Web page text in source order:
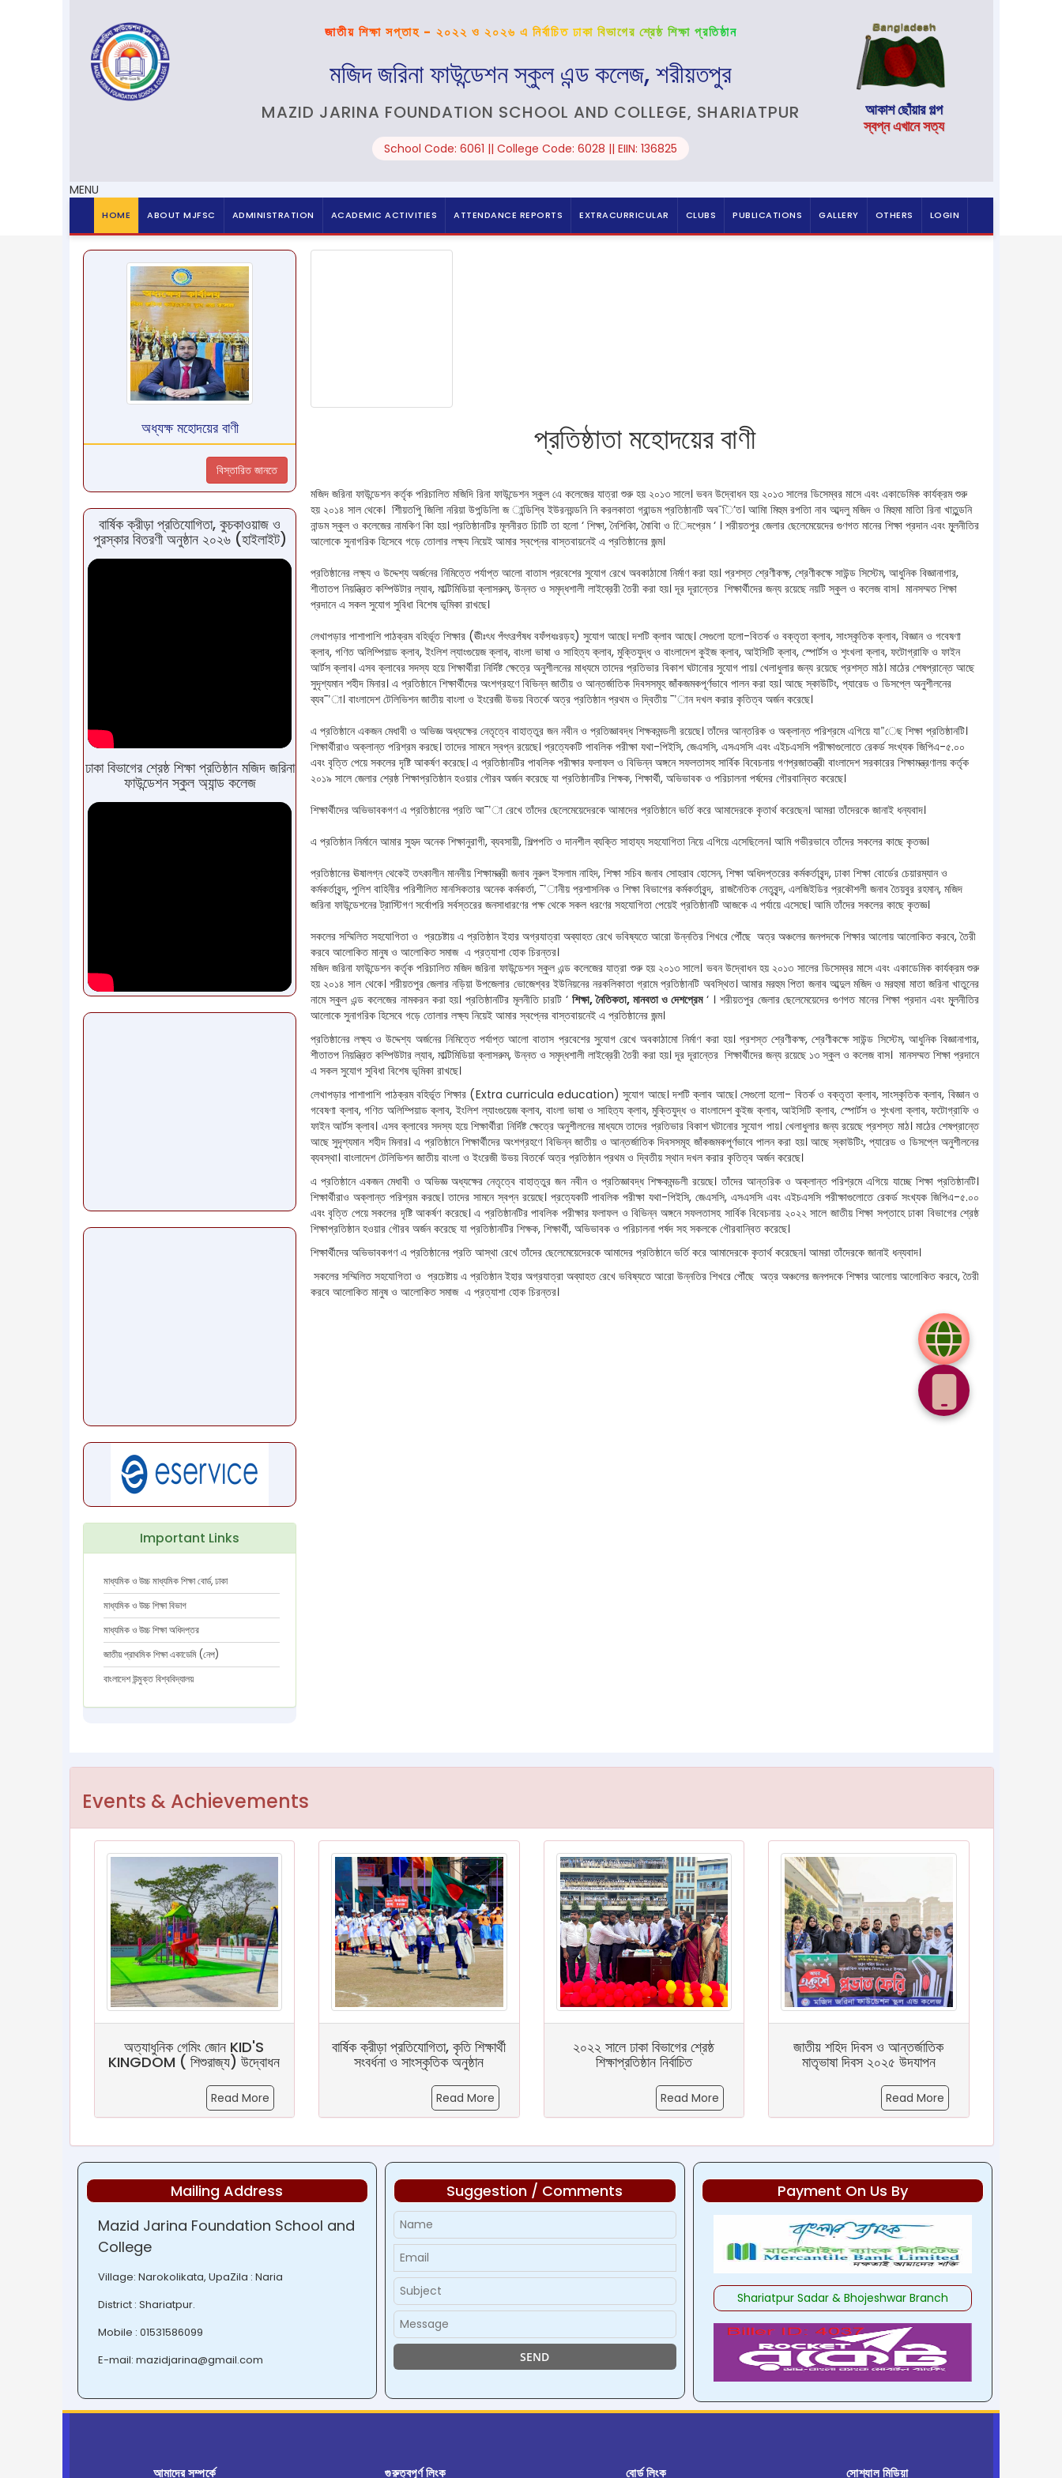
জাতীয় শিক্ষা সপ্তাহ - ২০২২ ও ২০২৬ এ নির্বাচিত ঢাকা বিভাগের শ্রেষ্ঠ শিক্ষা প্রতিষ্ঠান
মজিদ জরিনা ফাউন্ডেশন স্কুল এন্ড কলেজ, শরীয়তপুর
MAZID JARINA FOUNDATION SCHOOL AND COLLEGE, SHARIATPUR
School Code: 6061 || College Code: 6028 || EIIN: 136825
আকাশ ছোঁয়ার গল্প
স্বপ্ন এখানে সত্য
MENU
HOME ABOUT MJFSC ADMINISTRATION ACADEMIC ACTIVITIES ATTENDANCE REPORTS EXTRACURRICULAR CLUBS PUBLICATIONS GALLERY OTHERS LOGIN
অধ্যক্ষ মহোদয়ের বাণী
বিস্তারিত জানতে
বার্ষিক ক্রীড়া প্রতিযোগিতা, কুচকাওয়াজ ও
পুরস্কার বিতরণী অনুষ্ঠান ২০২৬ (হাইলাইট)
ঢাকা বিভাগের শ্রেষ্ঠ শিক্ষা প্রতিষ্ঠান মজিদ জরিনা
ফাউন্ডেশন স্কুল অ্যান্ড কলেজ
Important Links
মাধ্যমিক ও উচ্চ মাধ্যমিক শিক্ষা বোর্ড, ঢাকা
মাধ্যমিক ও উচ্চ শিক্ষা বিভাগ
মাধ্যমিক ও উচ্চ শিক্ষা অধিদপ্তর
জাতীয় প্রাথমিক শিক্ষা একাডেমি (নেপ)
বাংলাদেশ উন্মুক্ত বিশ্ববিদ্যালয়
প্রতিষ্ঠাতা মহোদয়ের বাণী
মজিদ জরিনা ফাউন্ডেশন কর্তৃক পরিচালিত মজিদি রিনা ফাউন্ডেশন স্কুল এে কলেজের যাত্রা শুরু হয় ২০১৩ সালে। ভবন উদ্বোধন হয় ২০১৩ সালের ডিসেম্বর মাসে এবং একাডেমিক কার্যক্রম শুরু
হয় ২০১৪ সাল থেকে। শিীয়তপুি জিলাি নরিয়া উপন্ডিলাি জ ান্ডিশ্বি ইউরনয়ন্ডনি নি করলকাতা গ্রান্ডম প্রতিষ্ঠানটি অব¯ি’ত। আমাি মিহুম রপতাি নাব আব্দলু মজিদ ও মিহুমা মাতাি রিনা খাতুন্ডনি
নান্ডম স্কুল ও কলেজের নামকিণ কিা হয়। প্রতিষ্ঠানটির মূলনীরত চািটি তা হলো ‘ শিক্ষা, নৈশিকিা, মাৈবিা ও িেদপ্রেম ‘ । শরীয়তপুর জেলার ছেলেমেয়েদের গুণগত মানের শিক্ষা প্রদান এবং মূূলনীতির
আলোকে সুনাগরিক হিসেবে গড়ে তোলার লক্ষ্য নিয়েই আমার স্বপ্নের বাস্তবায়নেই এ প্রতিষ্ঠানের জন্ম।
প্রতিষ্ঠানের লক্ষ্য ও উদ্দেশ্য অর্জনের নিমিত্তে পর্যাপ্ত আলো বাতাস প্রবেশের সুযোগ রেখে অবকাঠামো নির্মাণ করা হয়। প্রশস্ত শ্রেণীকক্ষ, শ্রেণীকক্ষে সাউন্ড সিস্টেম, আধুনিক বিজ্ঞানাগার,
শীতাতপ নিয়ন্ত্রিত কম্পিউটার ল্যাব, মাল্টিমিডিয়া ক্লাসরুম, উন্নত ও সমৃদ্ধশালী লাইব্রেরী তৈরী করা হয়। দূর দূরান্তের শিক্ষার্থীদের জন্য রয়েছে নয়টি স্কুল ও কলেজ বাস। মানসম্মত শিক্ষা
প্রদানে এ সকল সুযোগ সুবিধা বিশেষ ভূমিকা রাখছে।
লেখাপড়ার পাশাপাশি পাঠক্রম বহির্ভূত শিক্ষার (ঊীঃৎধ পঁৎৎরপঁষধ বফঁপধঃরড়হ) সুযোগ আছে। দশটি ক্লাব আছে। সেগুলো হলো-বিতর্ক ও বক্তৃতা ক্লাব, সাংস্কৃতিক ক্লাব, বিজ্ঞান ও গবেষণা
ক্লাব, গণিত অলিম্পিয়াড ক্লাব, ইংলিশ ল্যাংগুয়েজ ক্লাব, বাংলা ভাষা ও সাহিত্য ক্লাব, মুক্তিযুদ্ধ ও বাংলাদেশ কুইজ ক্লাব, আইসিটি ক্লাব, স্পোর্টস ও শৃংখলা ক্লাব, ফটোগ্রাফি ও ফাইন
আর্টস ক্লাব। এসব ক্লাবের সদস্য হয়ে শিক্ষার্থীরা নির্দিষ্ট ক্ষেত্রে অনুশীলনের মাধ্যমে তাদের প্রতিভার বিকাশ ঘটানোর সুযোগ পায়। খেলাধুলার জন্য রয়েছে প্রশস্ত মাঠ। মাঠের শেষপ্রান্তে আছে
সুদৃশ্যমান শহীদ মিনার। এ প্রতিষ্ঠানে শিক্ষার্থীদের অংশগ্রহণে বিভিন্ন জাতীয় ও আন্তর্জাতিক দিবসসমূহ জাঁকজমকপূর্ণভাবে পালন করা হয়। আছে স্কাউটিং, প্যারেড ও ডিসপ্লে অনুশীলনের
ব্যব¯’া। বাংলাদেশ টেলিভিশন জাতীয় বাংলা ও ইংরেজী উভয় বিতর্কে অত্র প্রতিষ্ঠান প্রথম ও দ্বিতীয় ¯’ান দখল করার কৃতিত্ব অর্জন করেছে।
এ প্রতিষ্ঠানে একজন মেধাবী ও অভিজ্ঞ অধ্যক্ষের নেতৃত্বে বাহাত্তুর জন নবীন ও প্রতিজ্ঞাবদ্ধ শিক্ষকমন্ডলী রয়েছে। তাঁদের আন্তরিক ও অক্লান্ত পরিশ্রমে এগিয়ে যা”েছ শিক্ষা প্রতিষ্ঠানটি।
শিক্ষার্থীরাও অক্লান্ত পরিশ্রম করছে। তাদের সামনে স্বপ্ন রয়েছে। প্রত্যেকটি পাবলিক পরীক্ষা যথা-পিইসি, জেএসসি, এসএসসি এবং এইচএসসি পরীক্ষাগুলোতে রেকর্ড সংখ্যক জিপিএ-৫.০০
এবং বৃত্তি পেয়ে সকলের দৃষ্টি আকর্ষণ করেছে। এ প্রতিষ্ঠানটির পাবলিক পরীক্ষার ফলাফল ও বিভিন্ন অঙ্গনে সফলতাসহ সার্বিক বিবেচনায় গণপ্রজাতন্ত্রী বাংলাদেশ সরকারের শিক্ষামন্ত্রণালয় কর্তৃক
২০১৯ সালে জেলার শ্রেষ্ঠ শিক্ষাপ্রতিষ্ঠান হওয়ার গৌরব অর্জন করেছে যা প্রতিষ্ঠানটির শিক্ষক, শিক্ষার্থী, অভিভাবক ও পরিচালনা পর্ষদের গৌরবান্বিত করেছে।
শিক্ষার্থীদের অভিভাবকগণ এ প্রতিষ্ঠানের প্রতি আ¯’া রেখে তাঁদের ছেলেমেয়েদেরকে আমাদের প্রতিষ্ঠানে ভর্তি করে আমাদেরকে কৃতার্থ করেছেন। আমরা তাঁদেরকে জানাই ধন্যবাদ।
এ প্রতিষ্ঠান নির্মানে আমার সুহৃদ অনেক শিক্ষানুরাগী, ব্যবসায়ী, শিল্পপতি ও দানশীল ব্যক্তি সাহায্য সহযোগিতা নিয়ে এগিয়ে এসেছিলেন। আমি গভীরভাবে তাঁদের সকলের কাছে কৃতজ্ঞ।
প্রতিষ্ঠানের ঊষালগ্ন থেকেই তৎকালীন মাননীয় শিক্ষামন্ত্রী জনাব নুরুল ইসলাম নাহিদ, শিক্ষা সচিব জনাব সোহরাব হোসেন, শিক্ষা অধিদপ্তরের কর্মকর্তাবৃন্দ, ঢাকা শিক্ষা বোর্ডের চেয়ারম্যান ও
কর্মকর্তাবৃন্দ, পুলিশ বাহিনীর পরিশীলিত মানসিকতার অনেক কর্মকর্তা, ¯’ানীয় প্রশাসনিক ও শিক্ষা বিভাগের কর্মকর্তাবৃন্দ, রাজনৈতিক নেতৃবৃন্দ, এলজিইডির প্রকৌশলী জনাব তৈয়বুর রহমান, মজিদ
জরিনা ফাউন্ডেশনের ট্রাস্টিগণ সর্বোপরি সর্বস্তরের জনসাধারণের পক্ষ থেকে সকল ধরণের সহযোগিতা পেয়েই প্রতিষ্ঠানটি আজকে এ পর্যায়ে এসেছে। আমি তাঁদের সকলের কাছে কৃতজ্ঞ।
সকলের সম্মিলিত সহযোগিতা ও প্রচেষ্টায় এ প্রতিষ্ঠান ইহার অগ্রযাত্রা অব্যাহত রেখে ভবিষ্যতে আরো উন্নতির শিখরে পৌঁছে অত্র অঞ্চলের জনপদকে শিক্ষার আলোয় আলোকিত করবে, তৈরী
করবে আলোকিত মানুষ ও আলোকিত সমাজ এ প্রত্যাশা হোক চিরন্তর।
মজিদ জরিনা ফাউন্ডেশন কর্তৃক পরিচালিত মজিদ জরিনা ফাউন্ডেশন স্কুল এন্ড কলেজের যাত্রা শুরু হয় ২০১৩ সালে। ভবন উদ্বোধন হয় ২০১৩ সালের ডিসেম্বর মাসে এবং একাডেমিক কার্যক্রম শুরু
হয় ২০১৪ সাল থেকে। শরীয়তপুর জেলার নড়িয়া উপজেলার ভোজেশ্বর ইউনিয়নের নরকলিকাতা গ্রামে প্রতিষ্ঠানটি অবস্থিত। আমার মরহুম পিতা জনাব আব্দুল মজিদ ও মরহুমা মাতা জরিনা খাতুনের
নামে স্কুল এন্ড কলেজের নামকরন করা হয়। প্রতিষ্ঠানটির মূলনীতি চারটি ‘শিক্ষা, নৈতিকতা, মানবতা ও দেশপ্রেম‘ । শরীয়তপুর জেলার ছেলেমেয়েদের গুণগত মানের শিক্ষা প্রদান এবং মূূলনীতির
আলোকে সুনাগরিক হিসেবে গড়ে তোলার লক্ষ্য নিয়েই আমার স্বপ্নের বাস্তবায়নেই এ প্রতিষ্ঠানের জন্ম।
প্রতিষ্ঠানের লক্ষ্য ও উদ্দেশ্য অর্জনের নিমিত্তে পর্যাপ্ত আলো বাতাস প্রবেশের সুযোগ রেখে অবকাঠামো নির্মাণ করা হয়। প্রশস্ত শ্রেণীকক্ষ, শ্রেণীকক্ষে সাউন্ড সিস্টেম, আধুনিক বিজ্ঞানাগার,
শীতাতপ নিয়ন্ত্রিত কম্পিউটার ল্যাব, মাল্টিমিডিয়া ক্লাসরুম, উন্নত ও সমৃদ্ধশালী লাইব্রেরী তৈরী করা হয়। দূর দূরান্তের শিক্ষার্থীদের জন্য রয়েছে ১৩ স্কুল ও কলেজ বাস। মানসম্মত শিক্ষা প্রদানে
এ সকল সুযোগ সুবিধা বিশেষ ভূমিকা রাখছে।
লেখাপড়ার পাশাপাশি পাঠক্রম বহির্ভূত শিক্ষার (Extra curricula education)সুযোগ আছে। দশটি ক্লাব আছে। সেগুলো হলো- বিতর্ক ও বক্তৃতা ক্লাব, সাংস্কৃতিক ক্লাব, বিজ্ঞান ও
গবেষণা ক্লাব, গণিত অলিম্পিয়াড ক্লাব, ইংলিশ ল্যাংগুয়েজ ক্লাব, বাংলা ভাষা ও সাহিত্য ক্লাব, মুক্তিযুদ্ধ ও বাংলাদেশ কুইজ ক্লাব, আইসিটি ক্লাব, স্পোর্টস ও শৃংখলা ক্লাব, ফটোগ্রাফি ও
ফাইন আর্টস ক্লাব। এসব ক্লাবের সদস্য হয়ে শিক্ষার্থীরা নির্দিষ্ট ক্ষেত্রে অনুশীলনের মাধ্যমে তাদের প্রতিভার বিকাশ ঘটানোর সুযোগ পায়। খেলাধুলার জন্য রয়েছে প্রশস্ত মাঠ। মাঠের শেষপ্রান্তে
আছে সুদৃশ্যমান শহীদ মিনার। এ প্রতিষ্ঠানে শিক্ষার্থীদের অংশগ্রহণে বিভিন্ন জাতীয় ও আন্তর্জাতিক দিবসসমূহ জাঁকজমকপূর্ণভাবে পালন করা হয়। আছে স্কাউটিং, প্যারেড ও ডিসপ্লে অনুশীলনের
ব্যবস্থা। বাংলাদেশ টেলিভিশন জাতীয় বাংলা ও ইংরেজী উভয় বিতর্কে অত্র প্রতিষ্ঠান প্রথম ও দ্বিতীয় স্থান দখল করার কৃতিত্ব অর্জন করেছে।
এ প্রতিষ্ঠানে একজন মেধাবী ও অভিজ্ঞ অধ্যক্ষের নেতৃত্বে বাহাত্তুর জন নবীন ও প্রতিজ্ঞাবদ্ধ শিক্ষকমন্ডলী রয়েছে। তাঁদের আন্তরিক ও অক্লান্ত পরিশ্রমে এগিয়ে যাচ্ছে শিক্ষা প্রতিষ্ঠানটি।
শিক্ষার্থীরাও অক্লান্ত পরিশ্রম করছে। তাদের সামনে স্বপ্ন রয়েছে। প্রত্যেকটি পাবলিক পরীক্ষা যথা-পিইসি, জেএসসি, এসএসসি এবং এইচএসসি পরীক্ষাগুলোতে রেকর্ড সংখ্যক জিপিএ-৫.০০
এবং বৃত্তি পেয়ে সকলের দৃষ্টি আকর্ষণ করেছে। এ প্রতিষ্ঠানটির পাবলিক পরীক্ষার ফলাফল ও বিভিন্ন অঙ্গনে সফলতাসহ সার্বিক বিবেচনায় ২০২২ সালে জাতীয় শিক্ষা সপ্তাহে ঢাকা বিভাগের শ্রেষ্ঠ
শিক্ষাপ্রতিষ্ঠান হওয়ার গৌরব অর্জন করেছে যা প্রতিষ্ঠানটির শিক্ষক, শিক্ষার্থী, অভিভাবক ও পরিচালনা পর্ষদ সহ সকলকে গৌরবান্বিত করেছে।
শিক্ষার্থীদের অভিভাবকগণ এ প্রতিষ্ঠানের প্রতি আস্থা রেখে তাঁদের ছেলেমেয়েদেরকে আমাদের প্রতিষ্ঠানে ভর্তি করে আমাদেরকে কৃতার্থ করেছেন। আমরা তাঁদেরকে জানাই ধন্যবাদ।
সকলের সম্মিলিত সহযোগিতা ও প্রচেষ্টায় এ প্রতিষ্ঠান ইহার অগ্রযাত্রা অব্যাহত রেখে ভবিষ্যতে আরো উন্নতির শিখরে পৌঁছে অত্র অঞ্চলের জনপদকে শিক্ষার আলোয় আলোকিত করবে, তৈরী
করবে আলোকিত মানুষ ও আলোকিত সমাজ এ প্রত্যাশা হোক চিরন্তর।
Events & Achievements
অত্যাধুনিক গেমিং জোন KID'S
KINGDOM ( শিশুরাজ্য) উদ্বোধন
Read More
বার্ষিক ক্রীড়া প্রতিযোগিতা, কৃতি শিক্ষার্থী
সংবর্ধনা ও সাংস্কৃতিক অনুষ্ঠান
Read More
২০২২ সালে ঢাকা বিভাগের শ্রেষ্ঠ
শিক্ষাপ্রতিষ্ঠান নির্বাচিত
Read More
জাতীয় শহিদ দিবস ও আন্তর্জাতিক
মাতৃভাষা দিবস ২০২৫ উদযাপন
Read More
Mailing Address
Mazid Jarina Foundation School and
College
Village: Narokolikata, UpaZila : Naria
District : Shariatpur.
Mobile : 01531586099
E-mail: mazidjarina@gmail.com
Suggestion / Comments Payment On Us By
Shariatpur Sadar & Bhojeshwar Branch
আমাদের সম্পর্কে গুরুত্বপূর্ণ লিংক বোর্ড লিংক সোশ্যাল মিডিয়া